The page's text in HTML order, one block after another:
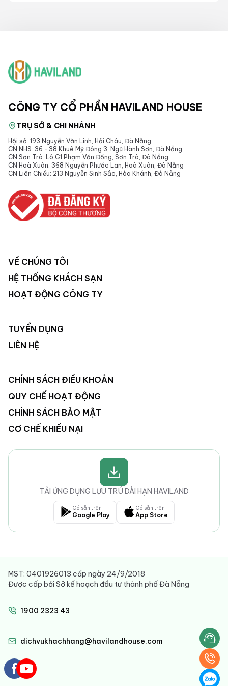
CÔNG TY CỔ PHẦN HAVILAND HOUSE
TRỤ SỞ & CHI NHÁNH
Hội sở: 193 Nguyễn Văn Linh, Hải Châu, Đà Nẵng
CN NHS: 36 - 38 Khuê Mỹ Đông 3, Ngũ Hành Sơn, Đà Nẵng
CN Sơn Trà: Lô G1 Phạm Văn Đồng, Sơn Trà, Đà Nẵng
CN Hoà Xuân: 368 Nguyễn Phước Lan, Hoà Xuân, Đà Nẵng
CN Liên Chiểu: 213 Nguyễn Sinh Sắc, Hòa Khánh, Đà Nẵng
VỀ CHÚNG TÔI
HỆ THỐNG KHÁCH SẠN
HOẠT ĐỘNG CÔNG TY
TUYỂN DỤNG
LIÊN HỆ
CHÍNH SÁCH ĐIỀU KHOẢN
QUY CHẾ HOẠT ĐỘNG
CHÍNH SÁCH BẢO MẬT
CƠ CHẾ KHIẾU NẠI
TẢI ỨNG DỤNG LƯU TRÚ DÀI HẠN HAVILAND
Có sẵn trên
Google Play
Có sẵn trên
App Store
MST: 0401926013 cấp ngày 24/9/2018
Được cấp bởi Sở kế hoạch đầu tư thành phố Đà Nẵng
1900 2323 43
dichvukhachhang@havilandhouse.com